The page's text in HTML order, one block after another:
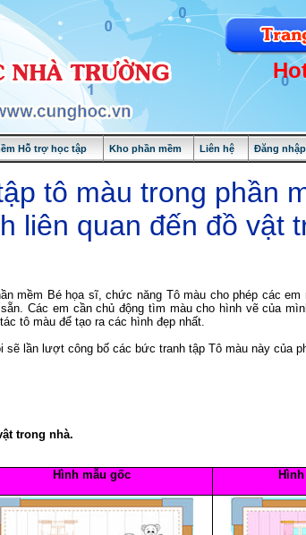
Hỗ trợ học tập Kho phần mềm Liên hệ Đăng nhập
tô màu trong phần
liên quan đến đồ vật
mềm Bé họa sĩ, chức năng Tô màu cho phép các
Các em cần chủ động tìm màu cho hình vẽ của
tô màu để tạo ra các hình đẹp nhất.
sẽ lần lượt công bố các bức tranh tập Tô màu này của
trong nhà.
Hình mẫu gốc